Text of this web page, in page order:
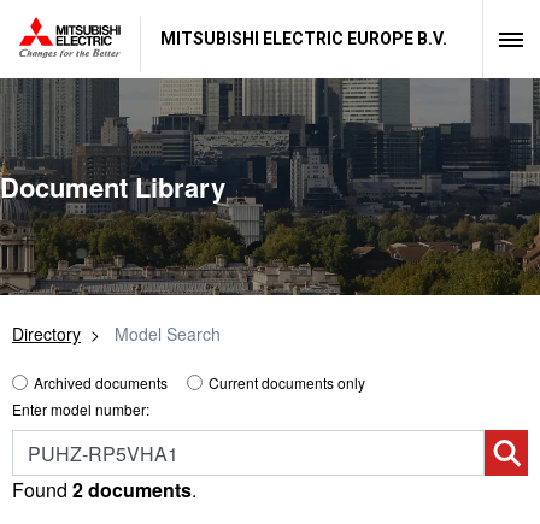
MITSUBISHI ELECTRIC EUROPE B.V.
Document Library
Directory Model Search
Archived documents
Current documents only
Enter model number:
Found 2 documents.